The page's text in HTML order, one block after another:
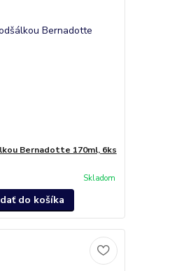
Bernadotte 170ml, 6ks
Skladom
do košíka